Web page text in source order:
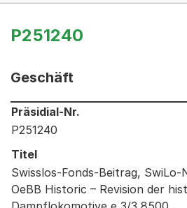
P251240
Geschäft
Informationen zum
Präsidial-Nr.
P251240
Titel
Swisslos-Fonds-Beitrag, SwiLo-
OeBB Historic – Revision der